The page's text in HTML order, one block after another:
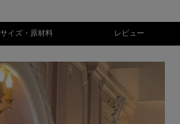
サイズ・原材料 レビュー